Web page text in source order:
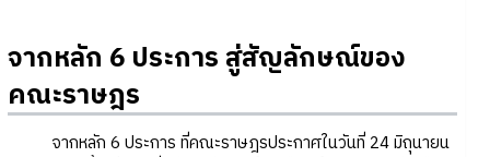
จากหลัก 6 ประการ สู่สัญลักษณ์ของ
คณะราษฎร
จากหลัก 6 ประการ ที่คณะราษฎรประกาศในวันที่ 24 มิถุนายน